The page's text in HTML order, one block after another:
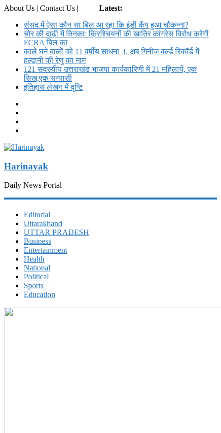
About Us | Contact Us |
Latest:
संसद में ऐसा कौन सा बिल आ रहा कि इंडी कैंप हुआ चौकन्ना?
चोर की दाढ़ी में तिनका: क्रिश्चियनों की खातिर कांग्रेस विरोध करेगी
FCRA बिल का
काले घने बालों को 11 वर्षीय साधना !, अब गिनीज वर्ल्ड रिकॉर्ड में
हल्द्वानी की रेणु का नाम
121 सदस्यीय उत्तराखंड भाजपा कार्यकारिणी में 21 महिलायें, एक
सिख,एक सन्यासी
इतिहास लेखन में दृष्टि
Harinayak
Daily News Portal
Editorial
Uttarakhand
UTTAR PRADESH
Business
Entertainment
Health
National
Political
Sports
Education